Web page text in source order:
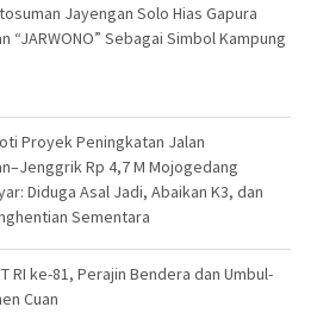
Jayengan Solo Hias Gapura
“JARWONO” Sebagai Simbol Kampung
Proyek Peningkatan Jalan
Rp 4,7 M Mojogedang
Diduga Asal Jadi, Abaikan K3, dan
Sementara
RI ke-81, Perajin Bendera dan Umbul-
Cuan